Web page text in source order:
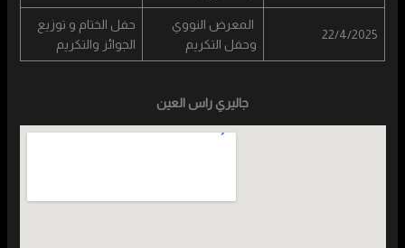
22/4/2025
المعرض النووي
وحفل التكريم
حفل الختام و توزيع
الجوائز والتكريم
جاليري راس العين